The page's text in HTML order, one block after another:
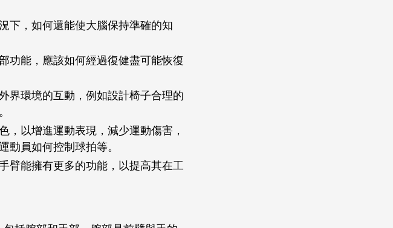
下，如何還能使大腦保持準確的知
功能，應該如何經過復健盡可能恢復
界環境的互動，例如設計椅子合理的
以增進運動表現，減少運動傷害，
動員如何控制球拍等。
臂能擁有更多的功能，以提高其在工